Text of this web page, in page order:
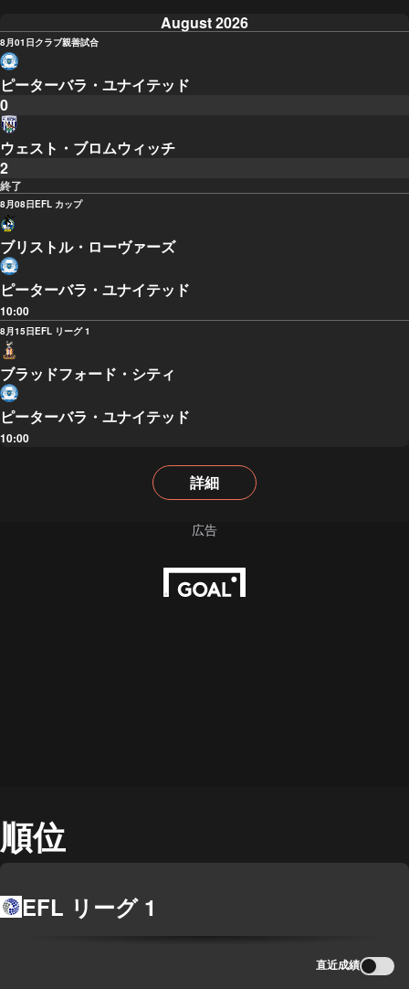
August 2026
8月01日クラブ親善試合
ピーターバラ・ユナイテッド
0
ウェスト・ブロムウィッチ
2
終了
8月08日EFL カップ
ブリストル・ローヴァーズ
ピーターバラ・ユナイテッド
10:00
8月15日EFL リーグ 1
ブラッドフォード・シティ
ピーターバラ・ユナイテッド
10:00
詳細
順位
EFL リーグ 1
直近成績